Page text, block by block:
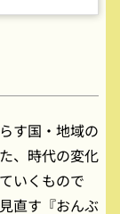
す国・地域の
、時代の変化
いくもので
直す『おんぶ